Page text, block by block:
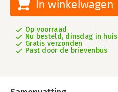
In winkelwagen
Op voorraad
Nu besteld, dinsdag in huis
Gratis verzonden
Past door de brievenbus